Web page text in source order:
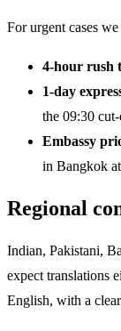
For urgent cases
4-hour rush
1-day
the 09:30
Embassy
in Bangkok
Regional
Indian, Pakistani,
expect translations
English, with a